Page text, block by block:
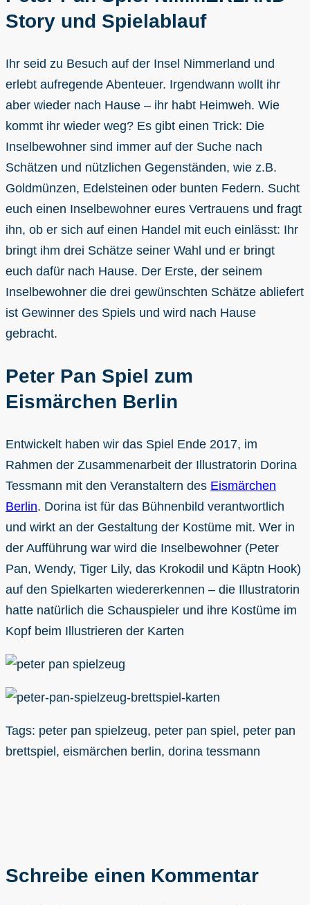
Story und Spielablauf
Ihr seid zu Besuch auf der Insel Nimmerland und
erlebt aufregende Abenteuer. Irgendwann wollt ihr
aber wieder nach Hause – ihr habt Heimweh. Wie
kommt ihr wieder weg? Es gibt einen Trick: Die
Inselbewohner sind immer auf der Suche nach
Schätzen und nützlichen Gegenständen, wie z.B.
Goldmünzen, Edelsteinen oder bunten Federn. Sucht
euch einen Inselbewohner eures Vertrauens und fragt
ihn, ob er sich auf einen Handel mit euch einlässt: Ihr
bringt ihm drei Schätze seiner Wahl und er bringt
euch dafür nach Hause. Der Erste, der seinem
Inselbewohner die drei gewünschten Schätze abliefert
ist Gewinner des Spiels und wird nach Hause
gebracht.
Peter Pan Spiel zum
Eismärchen Berlin
Entwickelt haben wir das Spiel Ende 2017, im
Rahmen der Zusammenarbeit der Illustratorin Dorina
Tessmann mit den Veranstaltern des Eismärchen
Berlin. Dorina ist für das Bühnenbild verantwortlich
und wirkt an der Gestaltung der Kostüme mit. Wer in
der Aufführung war wird die Inselbewohner (Peter
Pan, Wendy, Tiger Lily, das Krokodil und Käptn Hook)
auf den Spielkarten wiedererkennen – die Illustratorin
hatte natürlich die Schauspieler und ihre Kostüme im
Kopf beim Illustrieren der Karten
Tags: peter pan spielzeug, peter pan spiel, peter pan
brettspiel, eismärchen berlin, dorina tessmann
Schreibe einen Kommentar